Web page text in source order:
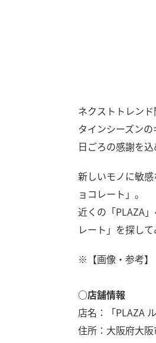
ネクストトレン
タインシーズン
日ごろの感謝を
新しいモノに敏
ョコレート」。
近くの「PLAZA
レート」を探し
※【画像・参考】
○店舗情報
店名：「PLAZA
住所：大阪府大